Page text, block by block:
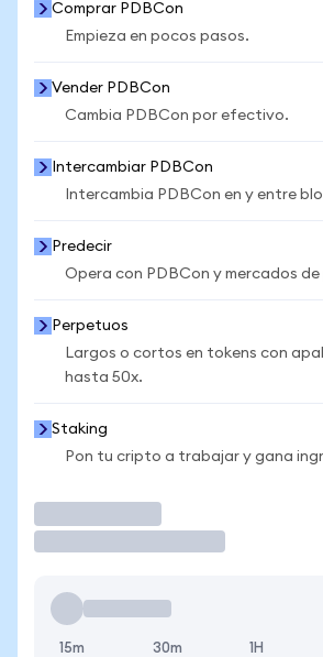
Comprar PDBCon
Empieza en pocos pasos.
Vender PDBCon
Cambia PDBCon por efectivo.
Intercambiar PDBCon
Intercambia PDBCon en y entre
Predecir
Opera con PDBCon y mercados
Perpetuos
Largos o cortos en tokens con
hasta 50x.
Staking
Pon tu cripto a trabajar y gana
15m 30m 1H